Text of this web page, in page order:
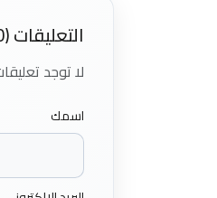
التعليقات (0)
لا توجد
اسمك